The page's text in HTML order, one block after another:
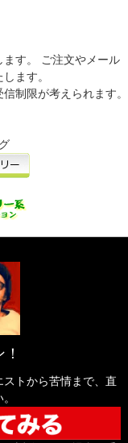
す。 ご注文やメール
ます。
制限が考えられます。
トから苦情まで、直